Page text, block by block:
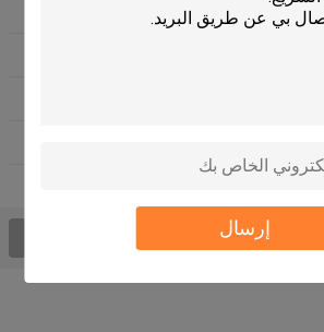
إرسال
فراغ تبريد للخضروات
شاهدت كلّ منتوج >